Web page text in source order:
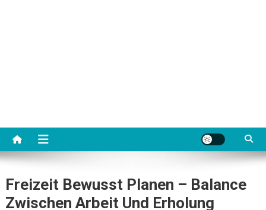
Freizeit Bewusst Planen – Balance
Zwischen Arbeit Und Erholung